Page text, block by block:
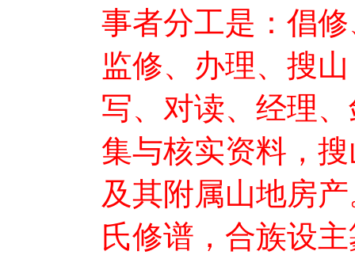
事者分工是：倡
监修、办理、搜
写、对读、经理
集与核实资料，
及其附属山地房
氏修谱，合族设